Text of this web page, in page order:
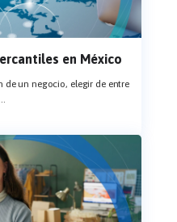
en México
un negocio, elegir de entre